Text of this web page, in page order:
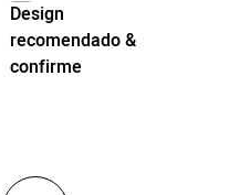
Design
recomendado &
confirme